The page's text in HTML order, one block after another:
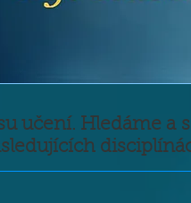
učení. Hledáme a